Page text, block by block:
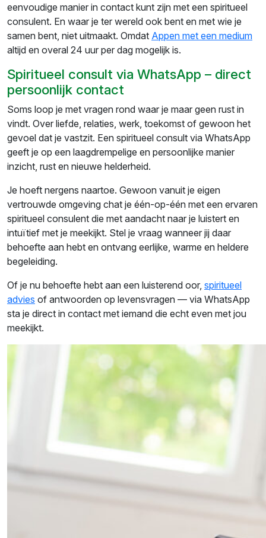
eenvoudige manier in contact kunt zijn met een spiritueel
consulent. En waar je ter wereld ook bent en met wie je
samen bent, niet uitmaakt. Omdat Appen met een medium
altijd en overal 24 uur per dag mogelijk is.
Spiritueel consult via WhatsApp – direct
persoonlijk contact
Soms loop je met vragen rond waar je maar geen rust in
vindt. Over liefde, relaties, werk, toekomst of gewoon het
gevoel dat je vastzit. Een spiritueel consult via WhatsApp
geeft je op een laagdrempelige en persoonlijke manier
inzicht, rust en nieuwe helderheid.
Je hoeft nergens naartoe. Gewoon vanuit je eigen
vertrouwde omgeving chat je één-op-één met een ervaren
spiritueel consulent die met aandacht naar je luistert en
intuïtief met je meekijkt. Stel je vraag wanneer jij daar
behoefte aan hebt en ontvang eerlijke, warme en heldere
begeleiding.
Of je nu behoefte hebt aan een luisterend oor, spiritueel
advies of antwoorden op levensvragen — via WhatsApp
sta je direct in contact met iemand die echt even met jou
meekijkt.